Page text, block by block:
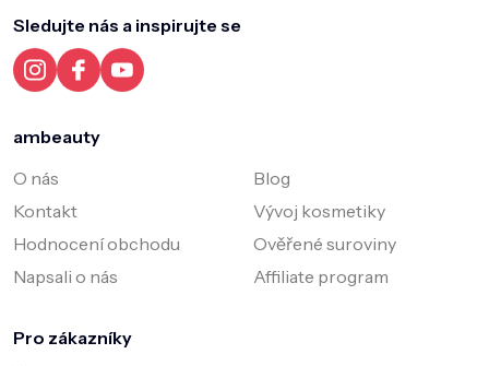
Sledujte nás a inspirujte se
ambeauty
O nás
Kontakt
Hodnocení obchodu
Napsali o nás
Blog
Vývoj kosmetiky
Ověřené suroviny
Affiliate program
Pro zákazníky